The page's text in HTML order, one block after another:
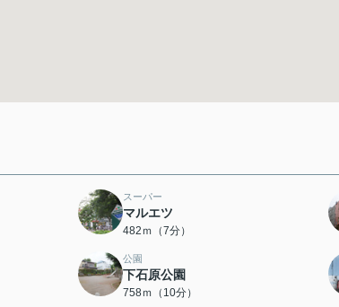
スーパー
マルエツ
482ｍ（7分）
公園
下石原公園
758ｍ（10分）